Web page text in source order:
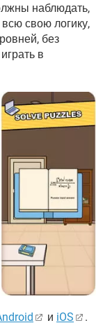
наблюдать,
свою логику,
без
в
и iOS .